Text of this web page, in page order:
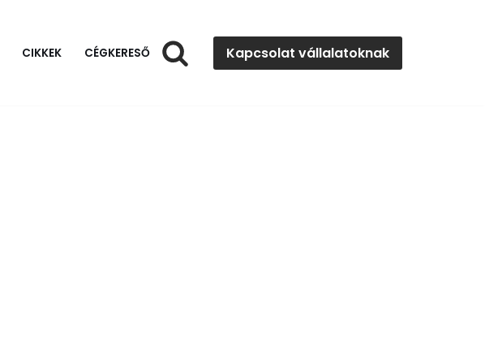
CIKKEK CÉGKERESŐ Kapcsolat vállalatoknak